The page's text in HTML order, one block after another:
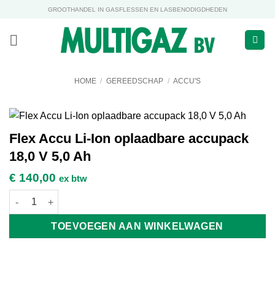
inhoud
GROOTHANDEL IN GASFLESSEN EN LASBENODIGDHEDEN
HOME / GEREEDSCHAP / ACCU'S
Flex Accu Li-Ion oplaadbare accupack
18,0 V 5,0 Ah
€ 140,00 ex btw
Flex Accu Li-Ion oplaadbare accupack 18,0 V 5,0 Ah aantal
TOEVOEGEN AAN WINKELWAGEN